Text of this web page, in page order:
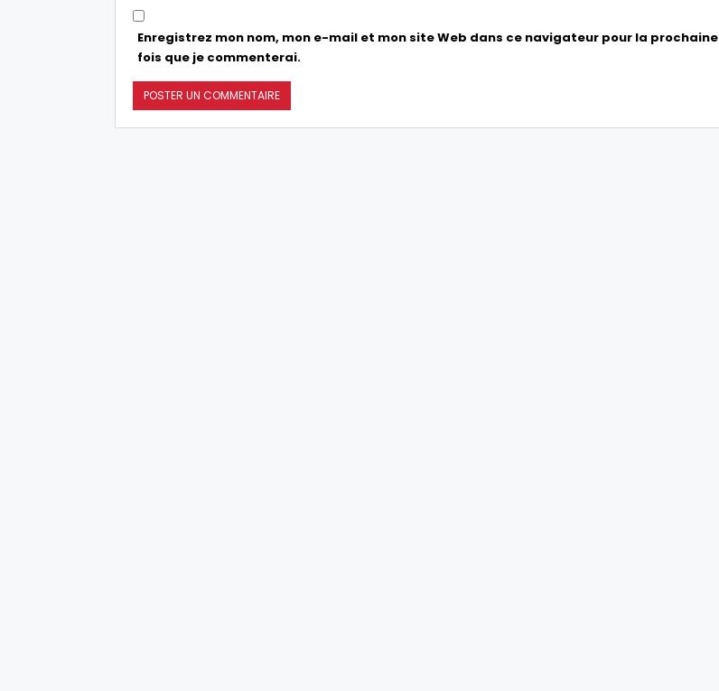
Enregistrez mon nom, mon e-mail et mon site Web dans ce navigateur pour la prochaine
fois que je commenterai.